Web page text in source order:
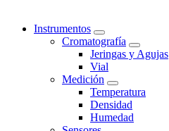
Instrumentos
Cromatografía
Jeringas y Agujas
Vial
Medición
Temperatura
Densidad
Humedad